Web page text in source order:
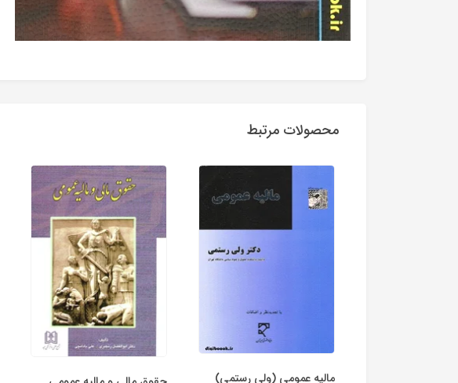
محصولات مرتبط
مالیه عمومی (ولی رستمی)